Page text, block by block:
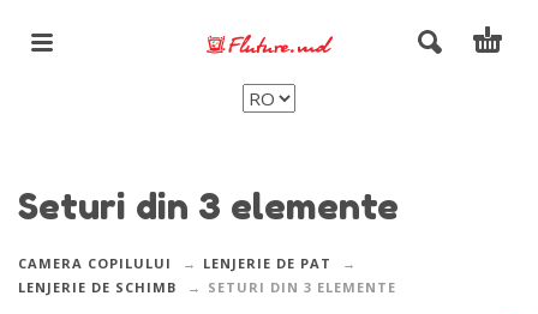
Seturi din 3 elemente
CAMERA COPILULUI
LENJERIE DE PAT
LENJERIE DE SCHIMB
SETURI DIN 3 ELEMENTE